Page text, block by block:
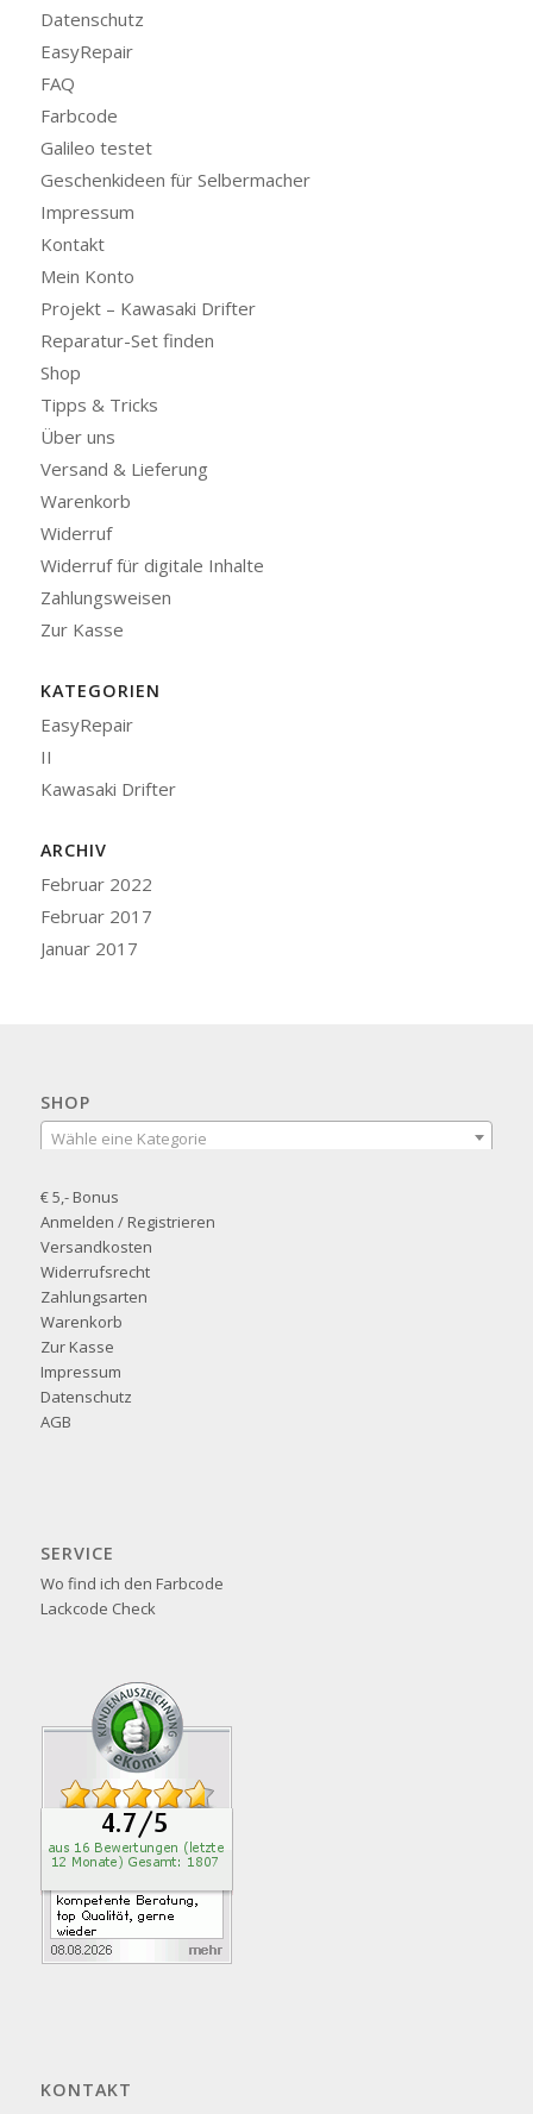
Datenschutz
EasyRepair
FAQ
Farbcode
Galileo testet
Geschenkideen für Selbermacher
Impressum
Kontakt
Mein Konto
Projekt – Kawasaki Drifter
Reparatur-Set finden
Shop
Tipps & Tricks
Über uns
Versand & Lieferung
Warenkorb
Widerruf
Widerruf für digitale Inhalte
Zahlungsweisen
Zur Kasse
KATEGORIEN
EasyRepair
II
Kawasaki Drifter
ARCHIV
Februar 2022
Februar 2017
Januar 2017
SHOP
Wähle eine Kategorie
€ 5,- Bonus
Anmelden / Registrieren
Versandkosten
Widerrufsrecht
Zahlungsarten
Warenkorb
Zur Kasse
Impressum
Datenschutz
AGB
SERVICE
Wo find ich den Farbcode
Lackcode Check
KONTAKT